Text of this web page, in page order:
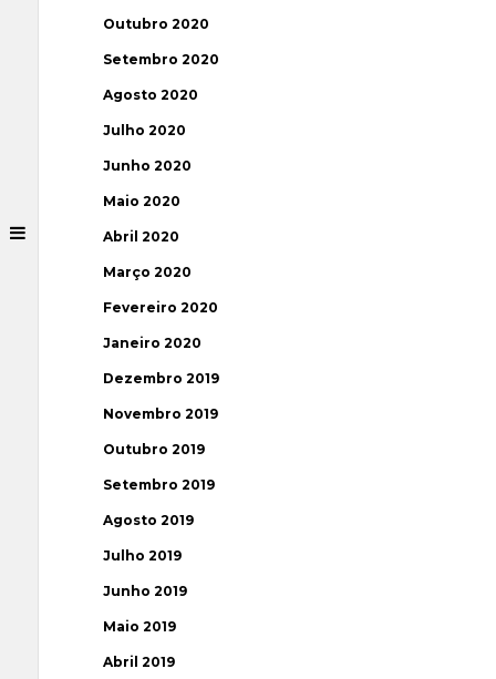
Outubro 2020
Setembro 2020
Agosto 2020
Julho 2020
Junho 2020
Maio 2020
Abril 2020
Março 2020
Fevereiro 2020
Janeiro 2020
Dezembro 2019
Novembro 2019
Outubro 2019
Setembro 2019
Agosto 2019
Julho 2019
Junho 2019
Maio 2019
Abril 2019